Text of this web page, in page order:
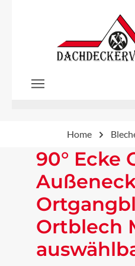
Zum Hauptinhalt springen
Home
90° Ecke
Ortblech